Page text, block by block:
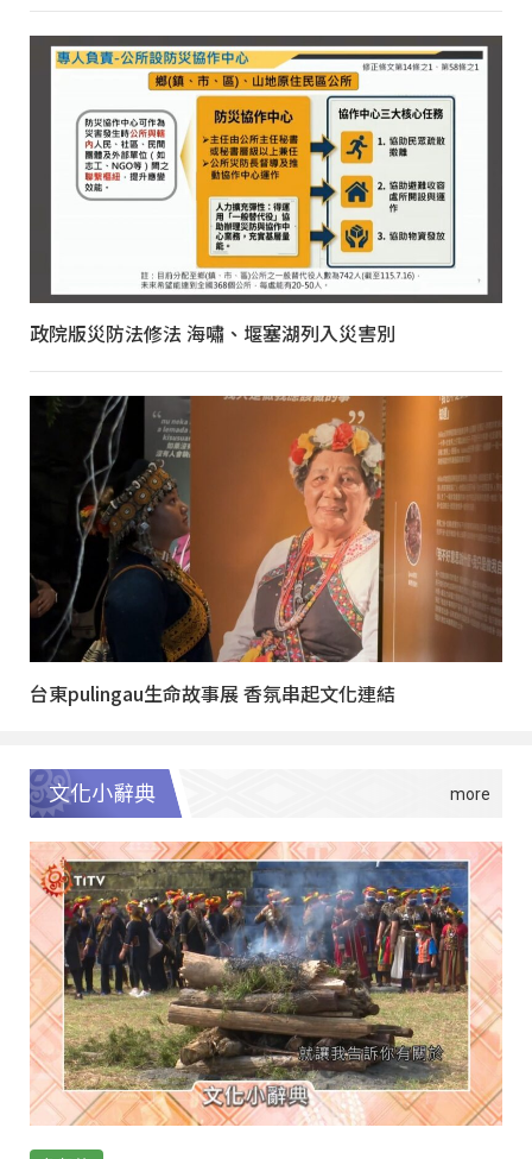
政院版災防法修法 海嘯、堰塞湖列入災害別
台東pulingau生命故事展 香氛串起文化連結
文化小辭典